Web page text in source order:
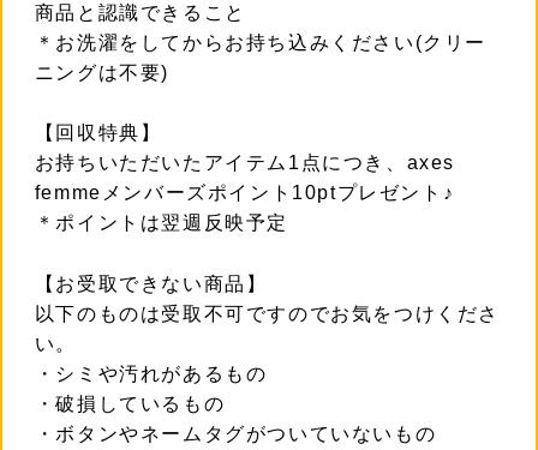
商品と認識できること
＊お洗濯をしてからお持ち込みください(クリー
ニングは不要)
【回収特典】
お持ちいただいたアイテム1点につき、axes
femmeメンバーズポイント10ptプレゼント♪
＊ポイントは翌週反映予定
【お受取できない商品】
以下のものは受取不可ですのでお気をつけくださ
い。
・シミや汚れがあるもの
・破損しているもの
・ボタンやネームタグがついていないもの